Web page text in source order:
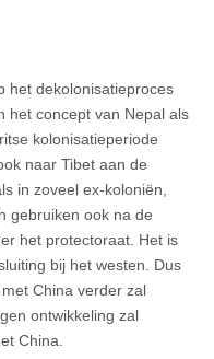
het dekolonisatieproces
het concept van Nepal als
kolonisatieperiode
naar Tibet aan de
in zoveel ex-koloniën,
gebruiken ook na de
het protectoraat. Het is
bij het westen. Dus
China verder zal
ontwikkeling zal
China.